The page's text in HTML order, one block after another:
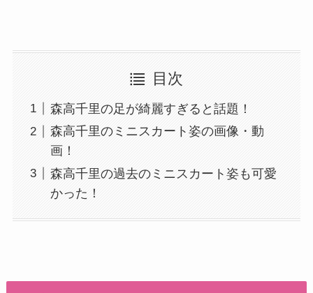
目次
森高千里の足が綺麗すぎると話題！
森高千里のミニスカート姿の画像・動
画！
森高千里の過去のミニスカート姿も可愛
かった！